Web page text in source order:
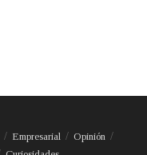
Empresarial
Opinión